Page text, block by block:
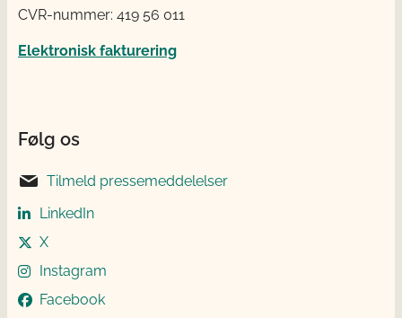
CVR-nummer: 419 56 011
Elektronisk fakturering
Følg os
Tilmeld pressemeddelelser
LinkedIn
X
Instagram
Facebook